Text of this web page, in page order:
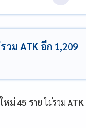
ม ATK อีก 1,209
หม่ 45 รายไม่รวม ATK